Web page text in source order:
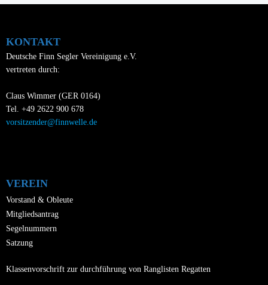
KONTAKT
Deutsche Finn Segler Vereinigung e.V.
vertreten durch:
Claus Wimmer (GER 0164)
Tel. +49 2622 900 678
vorsitzender@finnwelle.de
VEREIN
Vorstand & Obleute
Mitgliedsantrag
Segelnummern
Satzung
Klassenvorschrift zur durchführung von Ranglisten Regatten